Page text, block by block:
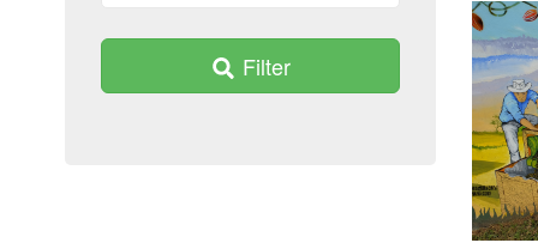
Filter